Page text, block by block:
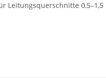
Leitungsquerschnitte 0,5–1,5